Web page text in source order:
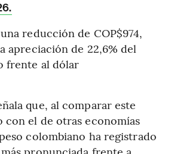
reducción de COP$974,
apreciación de 22,6% del
frente al dólar
que, al comparar este
el de otras economías
colombiano ha registrado